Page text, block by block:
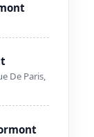
De Paris,